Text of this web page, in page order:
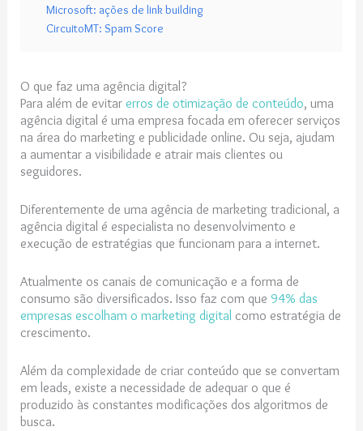
Microsoft: ações de link building
CircuitoMT: Spam Score
O que faz uma agência digital?
Para além de evitarerros de otimização de conteúdo, uma
agência digital é uma empresa focada em oferecer serviços
na área do marketing e publicidade online. Ou seja, ajudam
a aumentar a visibilidade e atrair mais clientes ou
seguidores.
Diferentemente de uma agência de marketing tradicional, a
agência digital é especialista no desenvolvimento e
execução de estratégias que funcionam para a internet.
Atualmente os canais de comunicação e a forma de
consumo são diversificados. Isso faz com que 94% das
empresas escolham o marketing digital como estratégia de
crescimento.
Além da complexidade de criar conteúdo que se convertam
em leads, existe a necessidade de adequar o que é
produzido às constantes modificações dos algoritmos de
busca.